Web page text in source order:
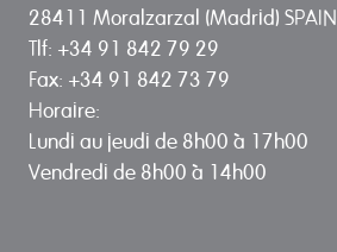
28411 Moralzarzal (Madrid) SPAIN
Tlf: +34 91 842 79 29
Fax: +34 91 842 73 79
Horaire:
Lundi au jeudi de 8h00 à 17h00
Vendredi de 8h00 à 14h00